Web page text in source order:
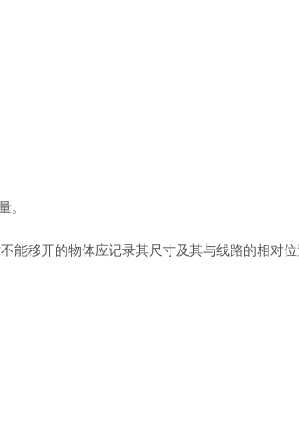
。
能移开的物体应记录其尺寸及其与线路的相对